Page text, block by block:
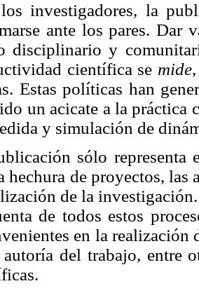
investigadores, la
ante los pares. Dar
disciplinario y
científica se mide
Estas políticas han
un acicate a la práctica
y simulación de
sólo representa
hechura de proyectos,
de la
de todos estos
en la realización
del trabajo, entre